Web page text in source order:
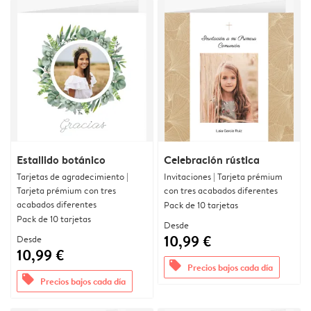
Estallido botánico
Tarjetas de agradecimiento |
Tarjeta prémium con tres
acabados diferentes
Pack de 10 tarjetas
Desde
10,99 €
offers Precios bajos cada día
Celebración rústica
Invitaciones | Tarjeta prémium
con tres acabados diferentes
Pack de 10 tarjetas
Desde
10,99 €
offers Precios bajos cada día